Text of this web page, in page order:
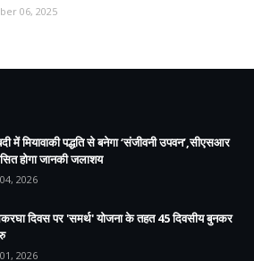
06, 2025
में मियावाकी पद्धति से बनेगा ‘संजीवनी उपवन’,सीएसआर
होगा जानकी जलाशय
2026
दिवस पर 'समर्थ' योजना के तहत 45 दिवसीय बुनकर
2026